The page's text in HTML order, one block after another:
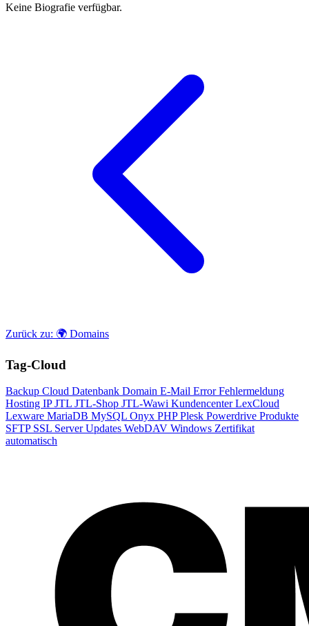
Keine Biografie verfügbar.
Zurück zu: 🌍 Domains
Tag-Cloud
Backup Cloud Datenbank Domain E-Mail ErrorFehlermeldung
Hosting IPJTL JTL-Shop JTL-Wawi KundencenterLexCloud
Lexware MariaDB MySQL Onyx PHPPlesk Powerdrive Produkte
SFTP SSL ServerUpdates WebDAV Windows Zertifikat
automatisch